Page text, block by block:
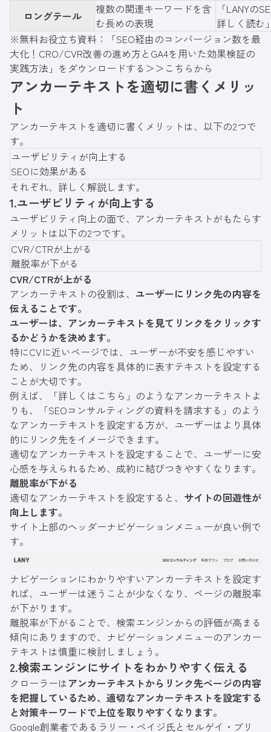
ロングテール
複数の関連キーワードを含
む長めの表現
「LANYの
詳しく読む
※無料お役立ち資料：「SEO経由のコンバージョン数を最
大化！CRO/CVR改善の進め方とGA4を用いた効果検証の
実践方法」をダウンロードする＞＞ こちらから
アンカーテキストを適切に書くメリッ
ト
アンカーテキストを適切に書くメリットは、以下の2つで
す。
ユーザビリティが向上する
SEOに効果がある
それぞれ、詳しく解説します。
1.ユーザビリティが向上する
ユーザビリティ向上の面で、アンカーテキストがもたらす
メリットは以下の2つです。
CVR/CTRが上がる
離脱率が下がる
CVR/CTRが上がる
アンカーテキストの役割は、 ユーザーにリンク先の内容を
伝えることです。
ユーザーは、アンカーテキストを見てリンクをクリックす
るかどうかを決めます。
特にCVに近いページでは、ユーザーが不安を感じやすい
ため、リンク先の内容を具体的に表すテキストを設定する
ことが大切です。
例えば、「詳しくはこちら」のようなアンカーテキストよ
りも、「SEOコンサルティングの資料を請求する」のよう
なアンカーテキストを設定する方が、ユーザーはより具体
的にリンク先をイメージできます。
適切なアンカーテキストを設定することで、ユーザーに安
心感を与えられるため、成約に結びつきやすくなります。
離脱率が下がる
適切なアンカーテキストを設定すると、 サイトの回遊性が
向上します。
サイト上部のヘッダーナビゲーションメニューが良い例で
す。
ナビゲーションにわかりやすいアンカーテキストを設定す
れば、ユーザーは迷うことが少なくなり、ページの離脱率
が下がります。
離脱率が下がることで、検索エンジンからの評価が高まる
傾向にありますので、ナビゲーションメニューのアンカー
テキストは慎重に検討しましょう。
2.検索エンジンにサイトをわかりやすく伝える
クローラーはアンカーテキストからリンク先ページの内容
を把握しているため、適切なアンカーテキストを設定する
と対策キーワードで上位を取りやすくなります。
Google創業者であるラリー・ペイジ氏とセルゲイ・ブリ